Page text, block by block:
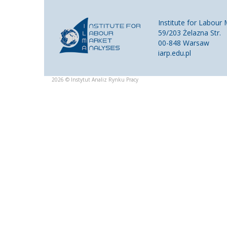
Institute for Labour
59/203 Żelazna Str.
00-848 Warsaw
iarp.edu.pl
2026 © Instytut Analiz Rynku Pracy